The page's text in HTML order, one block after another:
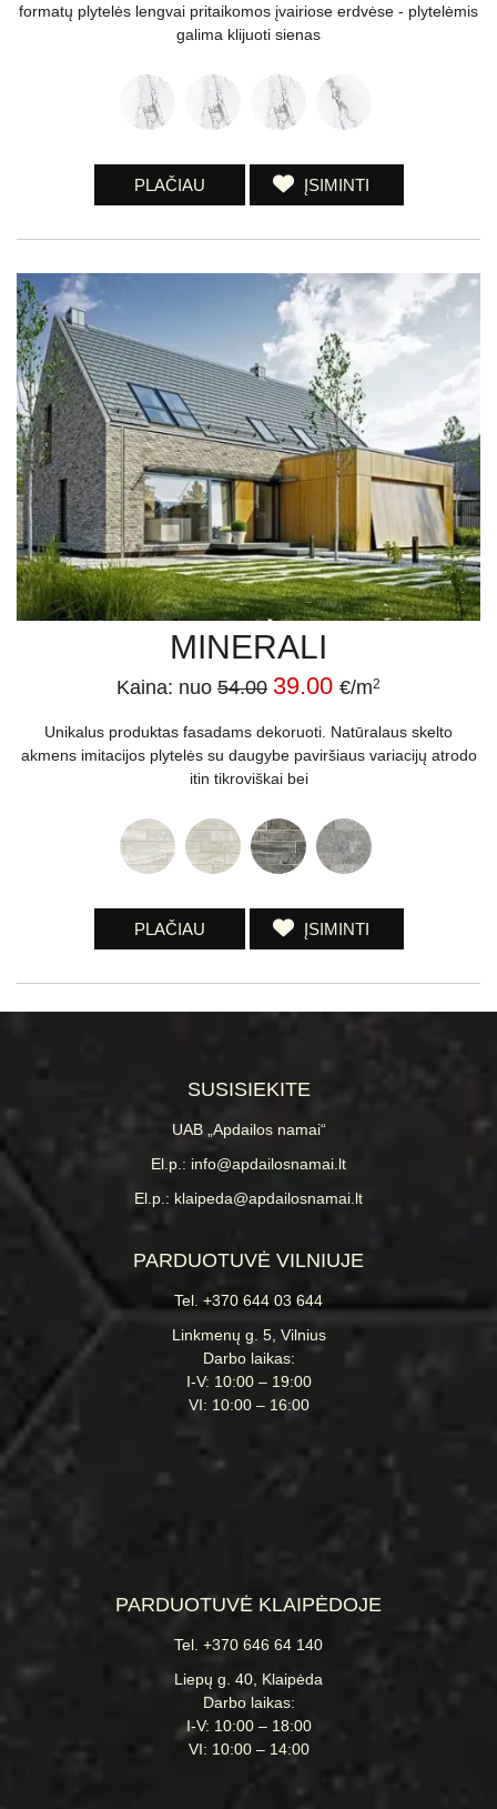
formatų plytelės lengvai pritaikomos įvairiose erdvėse - plytelėmis
galima klijuoti sienas
PLAČIAU ĮSIMINTI
MINERALI
Kaina: nuo 54.00 39.00 €/m2
Unikalus produktas fasadams dekoruoti. Natūralaus skelto
akmens imitacijos plytelės su daugybe paviršiaus variacijų atrodo
itin tikroviškai bei
PLAČIAU ĮSIMINTI
SUSISIEKITE
UAB „Apdailos namai“
El.p.: info@apdailosnamai.lt
El.p.: klaipeda@apdailosnamai.lt
PARDUOTUVĖ VILNIUJE
Tel. +370 644 03 644
Linkmenų g. 5, Vilnius
Darbo laikas:
I-V: 10:00 – 19:00
VI: 10:00 – 16:00
PARDUOTUVĖ KLAIPĖDOJE
Tel. +370 646 64 140
Liepų g. 40, Klaipėda
Darbo laikas:
I-V: 10:00 – 18:00
VI: 10:00 – 14:00